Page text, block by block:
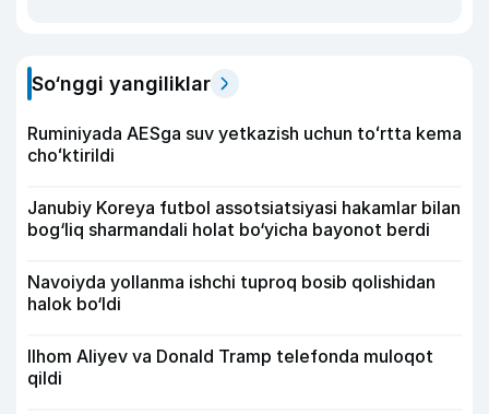
So‘nggi yangiliklar
Ruminiyada AESga suv yetkazish uchun toʻrtta kema
choʻktirildi
Janubiy Koreya futbol assotsiatsiyasi hakamlar bilan
bog‘liq sharmandali holat bo‘yicha bayonot berdi
Navoiyda yollanma ishchi tuproq bosib qolishidan
halok bo‘ldi
Ilhom Aliyev va Donald Tramp telefonda muloqot
qildi